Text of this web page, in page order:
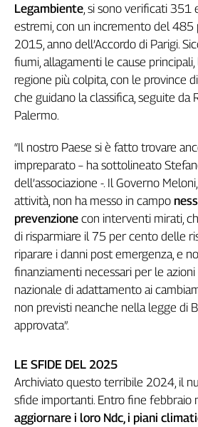
Veneto
Archivio
Storico
1955-
2014
Contatti
La
redazione
Newsletter
Social
Legambiente, si sono verificati
estremi, con un incremento del
2015, anno dell’Accordo di Parigi.
fiumi, allagamenti le cause principali,
regione più colpita, con le province
che guidano la classifica, seguite da
Palermo.
“Il nostro Paese si è fatto trovare
impreparato – ha sottolineato
dell’associazione -. Il Governo
attività, non ha messo in campo
prevenzione con interventi mirati,
di risparmiare il 75 per cento delle
riparare i danni post emergenza, e
finanziamenti necessari per le
nazionale di adattamento ai
non previsti neanche nella legge di
approvata”.
LE SFIDE DEL 2025
Archiviato questo terribile 2024, il
sfide importanti. Entro fine febbraio
aggiornare i loro Ndc, i piani